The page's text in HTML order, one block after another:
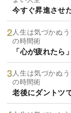
今すぐ昇進させ
人生は気づかぬ
の時間術
「心が疲れたら
人生は気づかぬ
の時間術
老後にダントツ